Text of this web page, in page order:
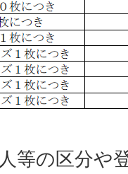
等の区分や